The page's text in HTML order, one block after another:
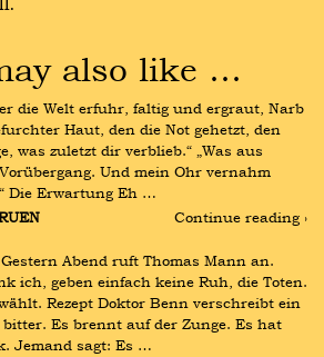
also like …
die Welt erfuhr, faltig und ergraut, Narb
Haut, den die Not gehetzt, den
was zuletzt dir verblieb.“ „Was aus
Und mein Ohr vernahm
Die Erwartung Eh …
Continue reading ›
Abend ruft Thomas Mann an.
ich, geben einfach keine Ruh, die Toten.
Rezept Doktor Benn verschreibt ein
Es brennt auf der Zunge. Es hat
Jemand sagt: Es …